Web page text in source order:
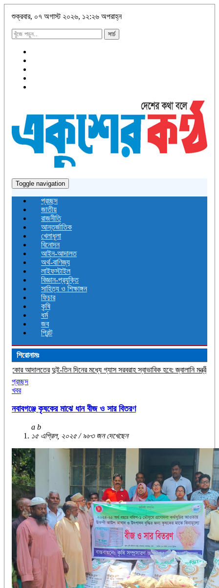
শুক্রবার, ০৭ অগাস্ট ২০২৬, ১২:২৬ অপরাহ্ন
সার্চ
Toggle navigation
প্রচ্ছদ
জাতীয়
রাজনীতি
আন্তর্জাতিক
খেলাধূলা
বিনোদন
আইন-আদালত
অর্থ-বাণিজ্য
লাইফস্টাইল
বিজ্ঞান-প্রযুক্তি
সাহিত্য ও শিক্ষাঙ্গন
ফিচার
কৃষি
ধর্ম
জব
প্রিন্ট
শিরোনামঃ
দুই-তিন দিনের মধ্যে গ্যাস সরবরাহ স্বাভাবিক হবে: জ্বালানি মন্ত্রী জীবিত অবস্থায়
প্রচ্ছদ
খবর
নবাবগঞ্জে কৃষকের মাঝে ধান বীজ ও সার বিতরণ
a b
১৫ এপ্রিল, ২০২৫ / ৯৮৩ জন দেখেছেন